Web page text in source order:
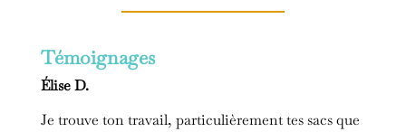
Témoignages
Élise D.
Je trouve ton travail, particulièrement tes sacs que